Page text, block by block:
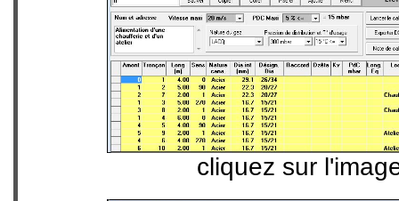
cliquez sur